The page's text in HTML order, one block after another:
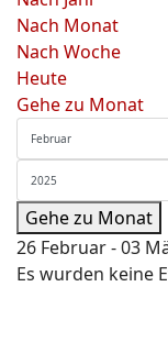
Nach Monat
Nach Woche
Heute
Gehe zu Monat
Gehe zu Monat
26 Februar - 03
Es wurden keine